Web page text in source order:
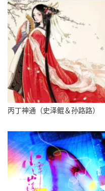
丙丁神通（史泽鲲＆孙路路）